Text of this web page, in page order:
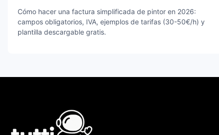
Cómo hacer una factura simplificada de pintor en 2026:
campos obligatorios, IVA, ejemplos de tarifas (30-50€/h) y
plantilla descargable gratis.